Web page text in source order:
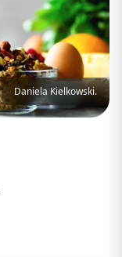
Daniela Kielkowski.